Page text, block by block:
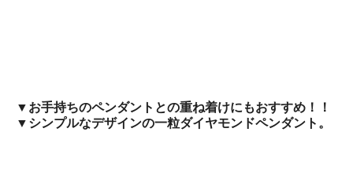
▼お手持ちのペンダントとの重ね着けにもおすすめ！！
▼シンプルなデザインの一粒ダイヤモンドペンダント。